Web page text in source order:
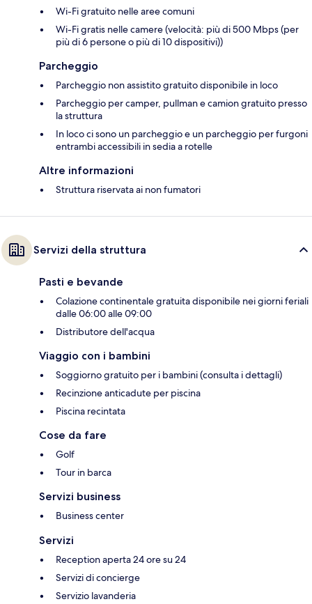
Wi-Fi gratuito nelle aree comuni
Wi-Fi gratis nelle camere (velocità: più di 500 Mbps (per
più di 6 persone o più di 10 dispositivi))
Parcheggio
Parcheggio non assistito gratuito disponibile in loco
Parcheggio per camper, pullman e camion gratuito presso
la struttura
In loco ci sono un parcheggio e un parcheggio per furgoni
entrambi accessibili in sedia a rotelle
Altre informazioni
Struttura riservata ai non fumatori
Servizi della struttura
Pasti e bevande
Colazione continentale gratuita disponibile nei giorni feriali
dalle 06:00 alle 09:00
Distributore dell'acqua
Viaggio con i bambini
Soggiorno gratuito per i bambini (consulta i dettagli)
Recinzione anticadute per piscina
Piscina recintata
Cose da fare
Golf
Tour in barca
Servizi business
Business center
Servizi
Reception aperta 24 ore su 24
Servizi di concierge
Servizio lavanderia